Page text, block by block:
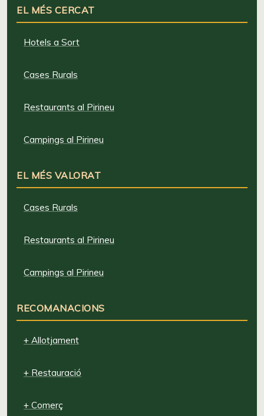
EL MÉS CERCAT
Hotels a Sort
Cases Rurals
Restaurants al Pirineu
Campings al Pirineu
EL MÉS VALORAT
Cases Rurals
Restaurants al Pirineu
Campings al Pirineu
RECOMANACIONS
+ Allotjament
+ Restauració
+ Comerç